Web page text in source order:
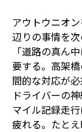
アウトウニオ
辺りの事情を次
「道路の真ん
要する。高架
間的な対応が
ドライバーの
マイル記録走
疲れる。たと